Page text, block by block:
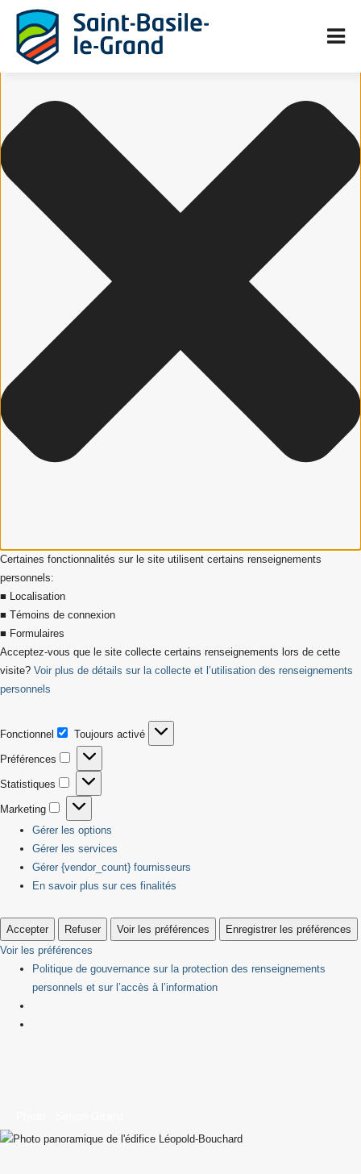
Gérer le consentement aux cookies
Certaines fonctionnalités sur le site utilisent certains renseignements
personnels:
■ Localisation
■ Témoins de connexion
■ Formulaires
Acceptez-vous que le site collecte certains renseignements lors de cette
visite? Voir plus de détails sur la collecte et l’utilisation des renseignements
personnels
Fonctionnel
Fonctionnel
Toujours activé
Préférences
Préférences
Statistiques
Statistiques
Marketing
Marketing
Gérer les options
Gérer les services
Gérer {vendor_count} fournisseurs
En savoir plus sur ces finalités
Accepter Refuser Voir les préférences
Enregistrer les préférences
Voir les préférences
Politique de gouvernance sur la protection des renseignements
personnels et sur l’accès à l’information